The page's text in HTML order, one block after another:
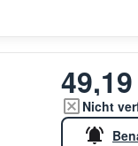
Nicht